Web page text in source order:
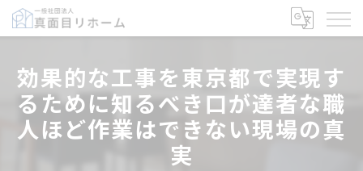
効果的な工事を東京都で実現す
るために知るべき口が達者な職
人ほど作業はできない現場の真
実